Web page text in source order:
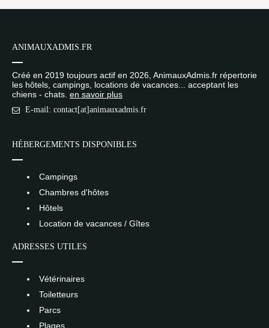
ANIMAUXADMIS.FR
Créé en 2019 toujours actif en 2026, AnimauxAdmis.fr répertorie
les hôtels, campings, locations de vacances... acceptant les
chiens - chats. en savoir plus
E-mail: contact[at]animauxadmis.fr
HÉBERGEMENTS DISPONIBLES
Campings
Chambres d'hôtes
Hôtels
Location de vacances / Gîtes
ADRESSES UTILES
Vétérinaires
Toiletteurs
Parcs
Plages